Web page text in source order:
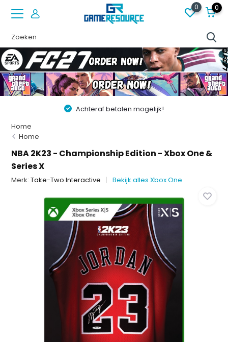
0 0
Achteraf betalen mogelijk!
Home
Home
NBA 2K23 - Championship Edition - Xbox One &
Series X
Merk:Take-Two Interactive Bekijk alles Xbox One